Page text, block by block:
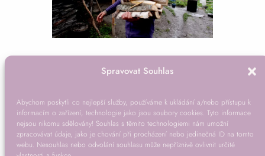
Spravovat Souhlas
Abychom poskytli co nejlepší služby, používáme k ukládání a/nebo přístupu k
informacím o zařízení, technologie jako jsou soubory cookies. Tyto informace
nejsou nikomu sdělovány! Souhlas s těmito technologiemi nám umožní
zpracovávat údaje, jako je chování při procházení nebo jedinečná ID na tomto
webu. Nesouhlas nebo odvolání souhlasu může nepříznivě ovlivnit určité